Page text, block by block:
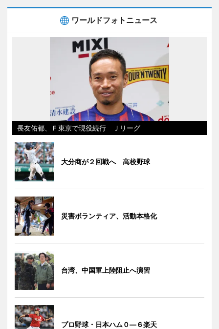
ワールドフォトニュース
長友佑都、Ｆ東京で現役続行 Ｊリーグ
大分商が２回戦へ 高校野球
災害ボランティア、活動本格化
台湾、中国軍上陸阻止へ演習
プロ野球・日本ハム０―６楽天